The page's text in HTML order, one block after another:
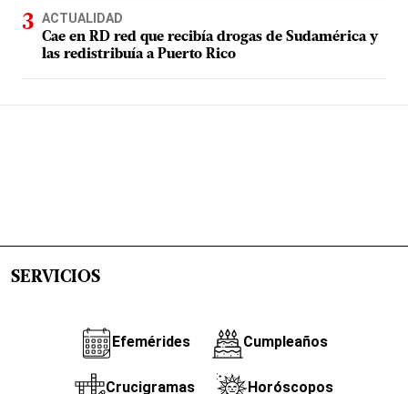
ACTUALIDAD
Cae en RD red que recibía drogas de Sudamérica y
las redistribuía a Puerto Rico
SERVICIOS
Efemérides Cumpleaños
Crucigramas Horóscopos